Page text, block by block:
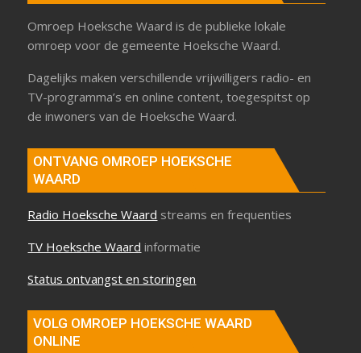
Omroep Hoeksche Waard is de publieke lokale
omroep voor de gemeente Hoeksche Waard.
Dagelijks maken verschillende vrijwilligers radio- en
TV-programma’s en online content, toegespitst op
de inwoners van de Hoeksche Waard.
ONTVANG OMROEP HOEKSCHE
WAARD
Radio Hoeksche Waard streams en frequenties
TV Hoeksche Waard informatie
Status ontvangst en storingen
VOLG OMROEP HOEKSCHE WAARD
ONLINE